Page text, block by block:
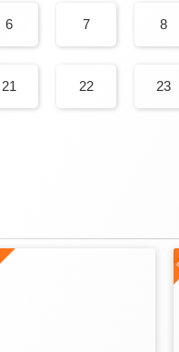
6 7 8
21 22 23